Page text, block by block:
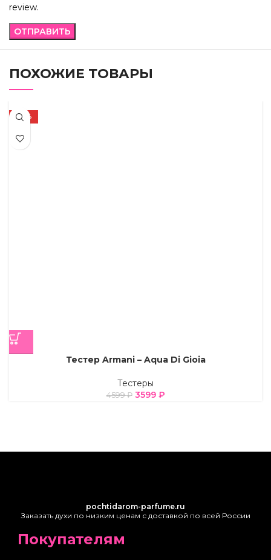
review.
ПОХОЖИЕ ТОВАРЫ
-22%
Тестер Armani – Aqua Di Gioia
Тестеры
4599₽ 3599 ₽
pochtidarom-parfume.ru
Заказать духи по низким ценам с доставкой по всей России
Покупателям